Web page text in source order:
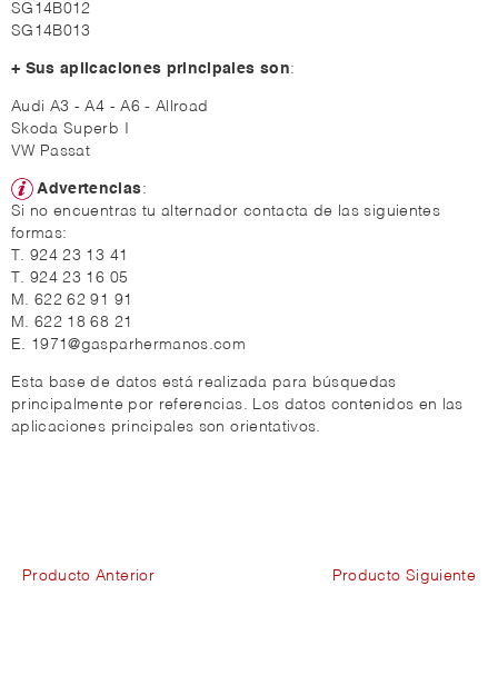
SG14B012
SG14B013
+ Sus aplicaciones principales son:
Audi A3 - A4 - A6 - Allroad
Skoda Superb I
VW Passat
Advertencias:
Si no encuentras tu alternador contacta de las siguientes
formas:
T. 924 23 13 41
T. 924 23 16 05
M. 622 62 91 91
M. 622 18 68 21
E. 1971@gasparhermanos.com
Esta base de datos está realizada para búsquedas
principalmente por referencias. Los datos contenidos en las
aplicaciones principales son orientativos.
Producto Anterior Producto Siguiente